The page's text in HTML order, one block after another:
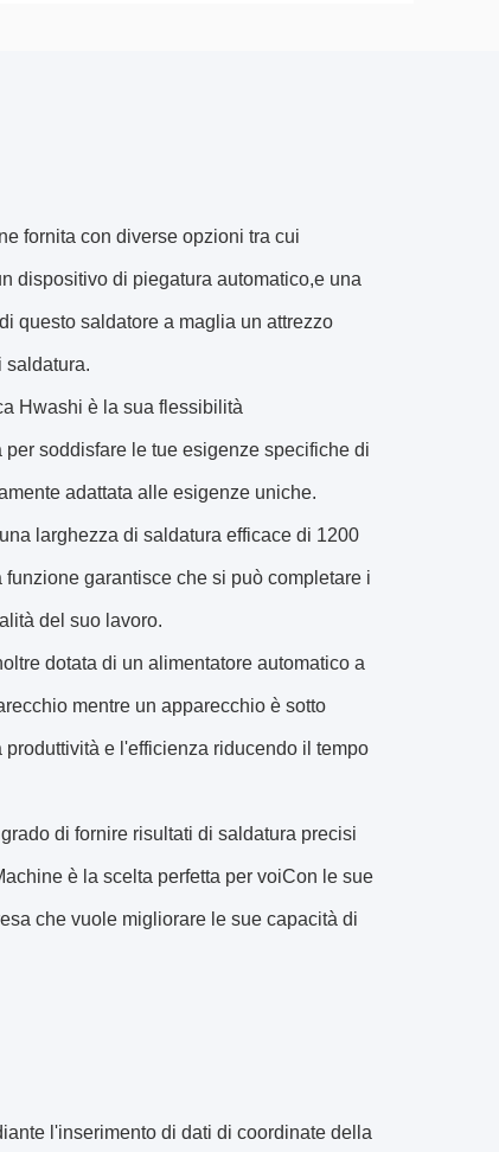
fornita con diverse opzioni tra cui
dispositivo di piegatura automatico,e una
questo saldatore a maglia un attrezzo
saldatura.
Hwashi è la sua flessibilità
soddisfare le tue esigenze specifiche di
adattata alle esigenze uniche.
larghezza di saldatura efficace di 1200
garantisce che si può completare i
del suo lavoro.
dotata di un alimentatore automatico a
mentre un apparecchio è sotto
e l'efficienza riducendo il tempo
di fornire risultati di saldatura precisi
è la scelta perfetta per voiCon le sue
che vuole migliorare le sue capacità di
l'inserimento di dati di coordinate della